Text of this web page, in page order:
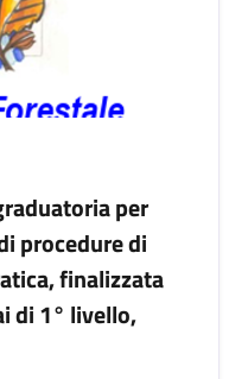
per
procedure di
finalizzata
di 1° livello,